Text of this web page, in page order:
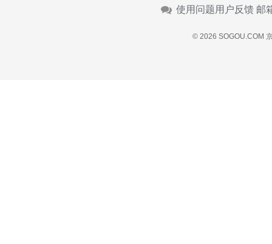
使用问题用户反馈 邮
© 2026 SOGOU.COM